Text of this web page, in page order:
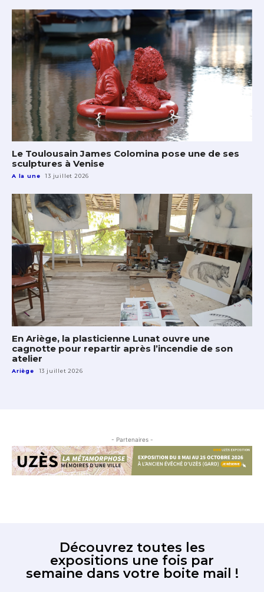
Le Toulousain James Colomina pose une de ses
sculptures à Venise
A la une 13 juillet 2026
En Ariège, la plasticienne Lunat ouvre une
cagnotte pour repartir après l’incendie de son
atelier
Ariège 13 juillet 2026
- Partenaires -
Découvrez toutes les
expositions une fois par
semaine dans votre boite mail !